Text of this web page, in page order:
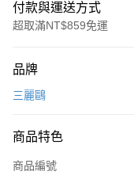
付款與運送方式
超取滿NT$859免運
信用卡一次付款
LINE Pay
Apple Pay
品牌
三麗鷗
商品特色
商品編號